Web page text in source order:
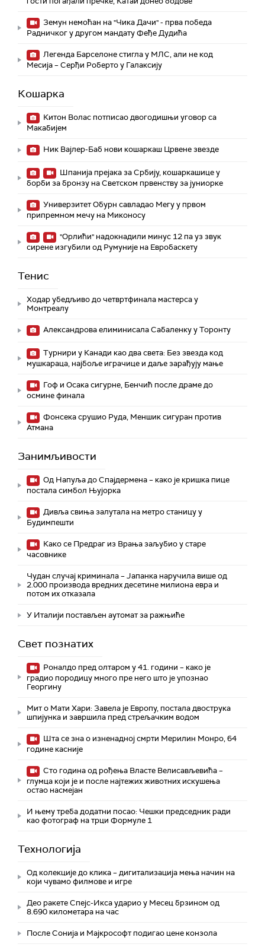
Земун немоћан на "Чика Дачи" - прва победа
Радничког у другом мандату Феђе Дудића
Легенда Барселоне стигла у МЛС, али не код
Месија – Серђи Роберто у Галаксију
Кошарка
Китон Волас потписао двогодишњи уговор са
Макабијем
Ник Вајлер-Баб нови кошаркаш Црвене звезде
Шпанија прејакa за Србију, кошаркашице у
борби за бронзу на Светском првенству за јуниорке
Универзитет Обурн савладао Мегу у првом
припремном мечу на Миконосу
"Орлићи" надокнадили минус 12 па уз звук
сирене изгубили од Румуније на Евробаскету
Тенис
Ходар убедљиво до четвртфинала мастерса у
Монтреалу
Александрова елиминисала Сабаленку у Торонту
Турнири у Канади као два света: Без звезда код
мушкараца, најбоље играчице и даље зарађују мање
Гоф и Осака сигурне, Бенчић после драме до
осмине финала
Фонсека срушио Руда, Меншик сигуран против
Атмана
Занимљивости
Од Напуља до Спајдермена – како је кришка пице
постала симбол Њујорка
Дивља свиња залутала на метро станицу у
Будимпешти
Како се Предраг из Врања заљубио у старе
часовнике
Чудан случај криминала – Јапанка наручила више од
2.000 производа вредних десетине милиона евра и
потом их отказала
У Италији постављен аутомат за ражњиће
Свет познатих
Роналдо пред олтаром у 41. години – како је
градио породицу много пре него што је упознао
Георгину
Мит о Мати Хари: Завела је Европу, постала двострука
шпијунка и завршила пред стрељачким водом
Шта се зна о изненадној смрти Мерилин Монро, 64
године касније
Сто година од рођења Власте Велисављевића –
глумца који је и после најтежих животних искушења
остао насмејан
И њему треба додатни посао: Чешки председник ради
као фотограф на трци Формуле 1
Технологијa
Од колекције до клика – дигитализација мења начин на
који чувамо филмове и игре
Део ракете Спејс-Икса ударио у Месец брзином од
8.690 километара на час
После Сонија и Мајкрософт подигао цене конзола